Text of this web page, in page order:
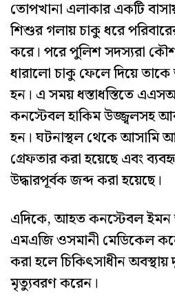
তোপখানা এলাকার একটি
শিশুর গলায় চাকু ধরে
করে। পরে পুলিশ সদস্যরা
ধারালো চাকু ফেলে দিয়ে
হন। এ সময় ধস্তাধস্তিতে
কনস্টেবল হাকিম
হন। ঘটনাস্থল থেকে আসামি
গ্রেফতার করা হয়েছে এবং
উদ্ধারপূর্বক জব্দ করা হয়েছে।
এদিকে, আহত কনস্টেবল ইমন
এমএজি ওসমানী মেডিকেল
করা হলে চিকিৎসাধীন
মৃত্যুবরণ করেন।